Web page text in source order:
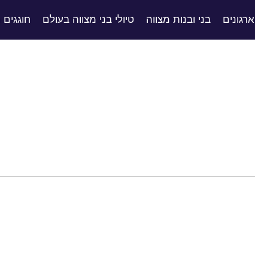
בני ובנות מצווה טיולי בני מצווה בעולם